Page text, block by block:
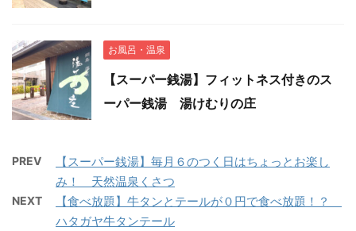
お風呂・温泉
【スーパー銭湯】フィットネス付きのス
ーパー銭湯 湯けむりの庄
PREV
【スーパー銭湯】毎月６のつく日はちょっとお楽し
み！ 天然温泉くさつ
NEXT
【食べ放題】牛タンとテールが０円で食べ放題！？
ハタガヤ牛タンテール